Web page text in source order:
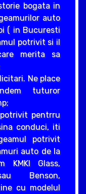
bogata in
auto
( in Bucuresti
potrivit si il
merita sa
Ne place
tuturor
pentrru
conduci, iti
potrivit
auto de la
KMKI Glass,
Benson,
cu modelul